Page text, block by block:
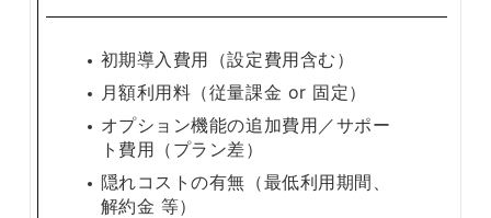
初期導入費用（設定費用含む）
月額利用料（従量課金 or 固定）
オプション機能の追加費用／サポー
ト費用（プラン差）
隠れコストの有無（最低利用期間、
解約金 等）